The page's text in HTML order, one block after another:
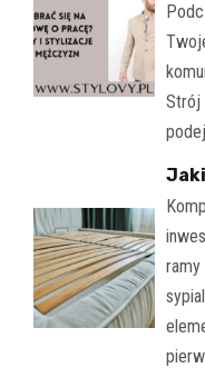
Strój
ramy